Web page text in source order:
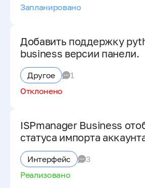
Запланировано
Добавить поддержку
business версии панели.
Другое
1
Отклонено
ISPmanager Business
статуса импорта
Интерфейс
3
Реализовано